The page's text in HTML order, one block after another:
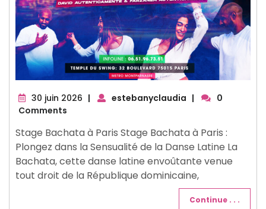
30 juin 2026 30
| estebanyclaudia |
0
Comments
Stage Bachata à Paris Stage Bachata à Paris :
Plongez dans la Sensualité de la Danse Latine La
Bachata, cette danse latine envoûtante venue
tout droit de la République dominicaine,
Continue . . .